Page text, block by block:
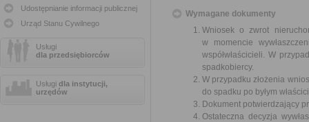
Udostępnianie informacji publicznej
Urząd Stanu Cywilnego
Usługi
dla przedsiębiorców
Usługi dla instytucji,
urzędów
Wymagane dokumenty
Wniosek o zwrot
w momencie
współwłaścicieli. W
spadkobiercy.
W przypadku złożenia
do spadku po byłym
Dokument potwierdzający
Ostateczna decyzja